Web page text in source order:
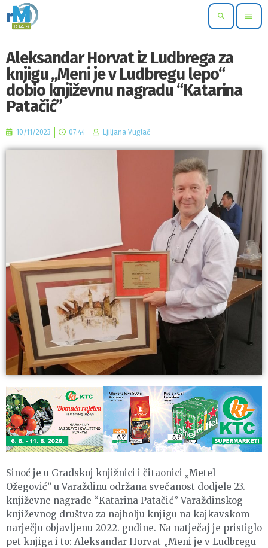
search menu
Aleksandar Horvat iz Ludbrega za
knjigu „Meni je v Ludbregu lepo“
dobio književnu nagradu “Katarina
Patačić”
10/11/2023 07:44 Ljiljana Vuglač
Sinoć je u Gradskoj knjižnici i čitaonici „Metel
Ožegović” u Varaždinu održana svečanost dodjele 23.
književne nagrade “Katarina Patačić” Varaždinskog
književnog društva za najbolju knjigu na kajkavskom
narječju objavljenu 2022. godine. Na natječaj je pristiglo
pet knjiga i to: Aleksandar Horvat „Meni je v Ludbregu